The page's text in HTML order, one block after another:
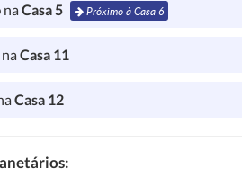
naCasa 5 Próximo à Casa 6
naCasa 11
Casa 12